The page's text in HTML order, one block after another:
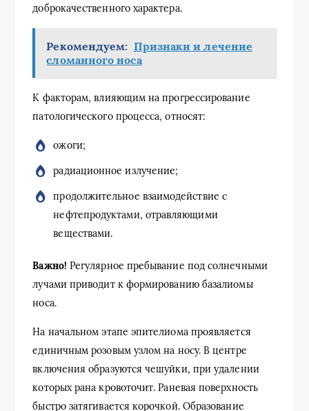
доброкачественного характера.
Рекомендуем: Признаки и лечение
сломанного носа
К факторам, влияющим на прогрессирование
патологического процесса, относят:
ожоги;
радиационное излучение;
продолжительное взаимодействие с
нефтепродуктами, отравляющими
веществами.
Важно! Регулярное пребывание под солнечными
лучами приводит к формированию базалиомы
носа.
На начальном этапе эпителиома проявляется
единичным розовым узлом на носу. В центре
включения образуются чешуйки, при удалении
которых рана кровоточит. Раневая поверхность
быстро затягивается корочкой. Образование